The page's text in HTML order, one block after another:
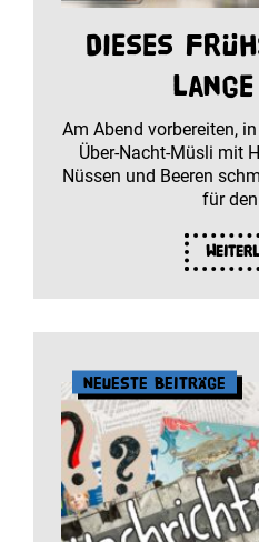
Dieses
Am Abend vorbereiten,
Über-Nacht-Müsli mit
Nüssen und Beeren
für
Neueste Beiträge